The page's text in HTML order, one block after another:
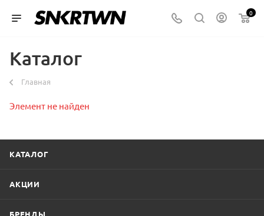
0
Каталог
Главная
Элемент не найден
КАТАЛОГ
АКЦИИ
БРЕНДЫ